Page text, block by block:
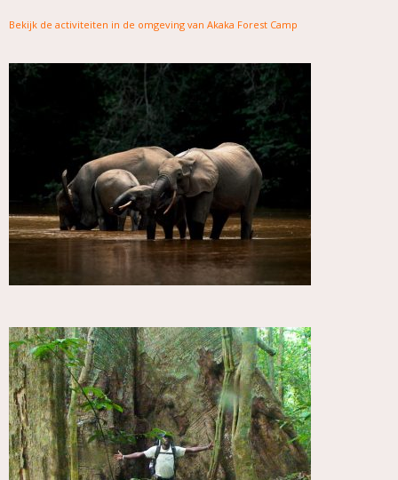
Bekijk de activiteiten in de omgeving van Akaka Forest Camp